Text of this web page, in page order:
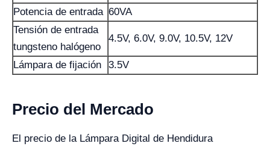
Potencia de entrada 60VA
Tensión de entrada
tungsteno halógeno
4.5V, 6.0V, 9.0V, 10.5V, 12V
Lámpara de fijación 3.5V
Precio del Mercado
El precio de la Lámpara Digital de Hendidura